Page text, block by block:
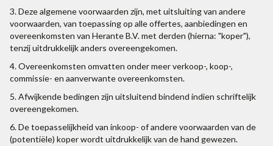
3. Deze algemene voorwaarden zijn, met uitsluiting van andere
voorwaarden, van toepassing op alle offertes, aanbiedingen en
overeenkomsten van Herante B.V. met derden (hierna: "koper"),
tenzij uitdrukkelijk anders overeengekomen.
4. Overeenkomsten omvatten onder meer verkoop-, koop-,
commissie- en aanverwante overeenkomsten.
5. Afwijkende bedingen zijn uitsluitend bindend indien schriftelijk
overeengekomen.
6. De toepasselijkheid van inkoop- of andere voorwaarden van de
(potentiële) koper wordt uitdrukkelijk van de hand gewezen.